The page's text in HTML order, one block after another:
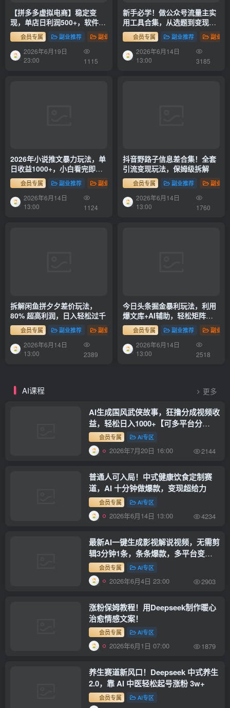
【拼多多虚拟电商】稳定变
现，单店日利润500+，软件挂
机全自动发货，轻松实现月入
1w+！会员专属 副业推荐 副业项目
2026年6月19日
23:00
1115
新手必学！做公众号流量主实
用工具合集，从选题到变现，
一篇搞定（新手必备）
会员专属 副业推荐 副业项
2026年6月14日
13:00
3185
2026年小说推文暴力玩法，单
日收益1000+，小白看完即可
上手会员专属 副业推荐 副业项目
2026年6月14日
13:00
1124
抖音野路子信息差合集！全套
引流变现玩法，保姆级拆解
会员专属 副业推荐 副业项
2026年6月14日
13:00
1760
拆解闲鱼拼夕夕差价玩法，
80% 超高利润，日入轻松过千
会员专属 副业推荐 副业项目
2026年6月14日
13:00
2389
今日头条掘金暴利玩法，利用
爆文库+AI辅助，轻松矩阵、
当天起号，简单粗暴，日入
1000+会员专属 副业推荐 副业项
2026年6月14日
13:00
2518
AI课程 更多
AI生成国风武侠故事，狂撸分成视频收
益，轻松日入1000+【可多平台分
发】！
会员专属 AI专区
2026年7月20日 16:00 2144
普通人可入局！中式健康饮食定制赛
道，AI 十分钟做爆款，变现超给力
会员专属 AI专区
2026年6月14日 13:00 4234
最新AI一键生成影视解说视频，无需剪
辑3分钟1条，条条爆款，多平台变现
日入1500+
会员专属 AI专区
2026年6月4日 23:00 2903
涨粉保姆教程！用Deepseek制作暖心
治愈情感文案！
会员专属 AI专区
2026年6月1日 07:00 1879
养生赛道新风口！Deepseek 中式养生
2.0，靠 AI 中医轻松起号涨粉 3w+
会员专属 AI专区